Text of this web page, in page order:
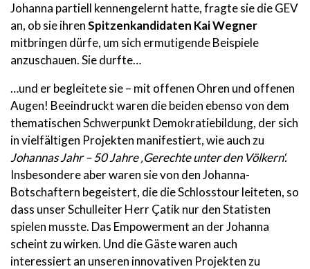
Johanna partiell kennengelernt hatte, fragte sie die GEV
an, ob sie ihrenSpitzenkandidaten Kai Wegner
mitbringen dürfe, um sich ermutigende Beispiele
anzuschauen. Sie durfte…
…und er begleitete sie – mit offenen Ohren und offenen
Augen! Beeindruckt waren die beiden ebenso von dem
thematischen Schwerpunkt Demokratiebildung, der sich
in vielfältigen Projekten manifestiert, wie auch zu
Johannas Jahr – 50 Jahre ‚Gerechte unter den Völkern‘.
Insbesondere aber waren sie von den Johanna-
Botschaftern begeistert, die die Schlosstour leiteten, so
dass unser Schulleiter Herr Çatik nur den Statisten
spielen musste. Das Empowerment an der Johanna
scheint zu wirken. Und die Gäste waren auch
interessiert an unseren innovativen Projekten zu